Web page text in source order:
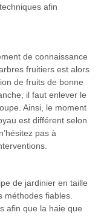
afin
de connaissance
fruitiers est alors
de fruits de bonne
il faut enlever le
Ainsi, le moment
est différent selon
pas à
de jardinier en taille
méthodes fiables.
afin que la haie que